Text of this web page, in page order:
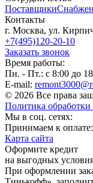
Поставщики
Контакты
г. Москва, ул.
+7(495)120-20-10
Заказать звонок
Время работы:
Пн. - Пт.: с 8:00 до
E-mail:
© 2026 Все права
Политика
Мы в соц. сетях:
Принимаем к оплате:
Карта сайта
Оформите кредит
на выгодных
При оформлении